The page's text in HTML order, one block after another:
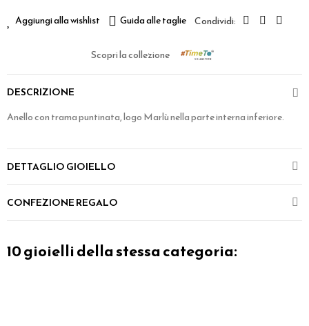
Aggiungi alla wishlist Guida alle taglie
Scopri la collezione
DESCRIZIONE
Anello con trama puntinata, logo Marlù nella parte interna inferiore.
DETTAGLIO GIOIELLO
CONFEZIONE REGALO
10 gioielli della stessa categoria: